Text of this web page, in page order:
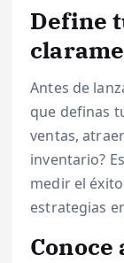
Define
Antes de
que definas
ventas,
inventario?
medir el
estrategias